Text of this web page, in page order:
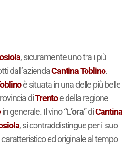
, sicuramente uno tra i più
dall’aziendaCantina Toblino.
è situata in una delle più belle
diTrentoe della regione
in generale. Il vino“L’ora”diCantina
, si contraddistingue per il suo
ed originale al tempo